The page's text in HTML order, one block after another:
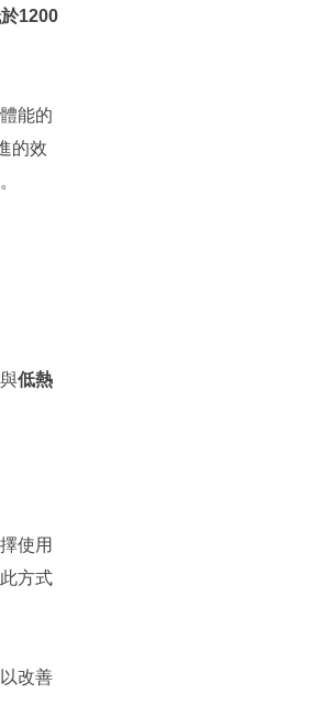
1200
能的
的效
與低熱
使用
方式
改善